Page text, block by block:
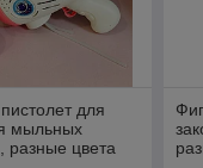
для
мыльных
разные цвета